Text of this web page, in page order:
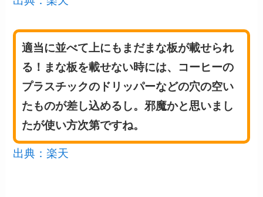
適当に並べて上にもまだまな板が載せられ
る！まな板を載せない時には、コーヒーの
プラスチックのドリッパーなどの穴の空い
たものが差し込めるし。邪魔かと思いまし
たが使い方次第ですね。
出典：楽天